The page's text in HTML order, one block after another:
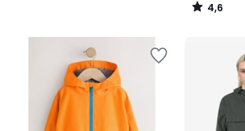
4,6
/